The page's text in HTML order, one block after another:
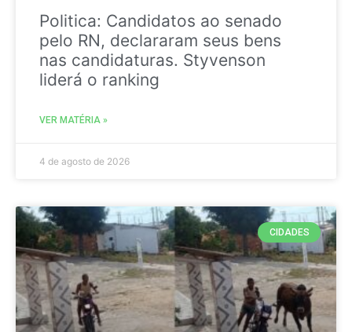
Politica: Candidatos ao senado
pelo RN, declararam seus bens
nas candidaturas. Styvenson
liderá o ranking
VER MATÉRIA »
4 de agosto de 2026
CIDADES